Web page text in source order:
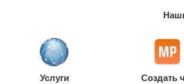
Услуги Создать